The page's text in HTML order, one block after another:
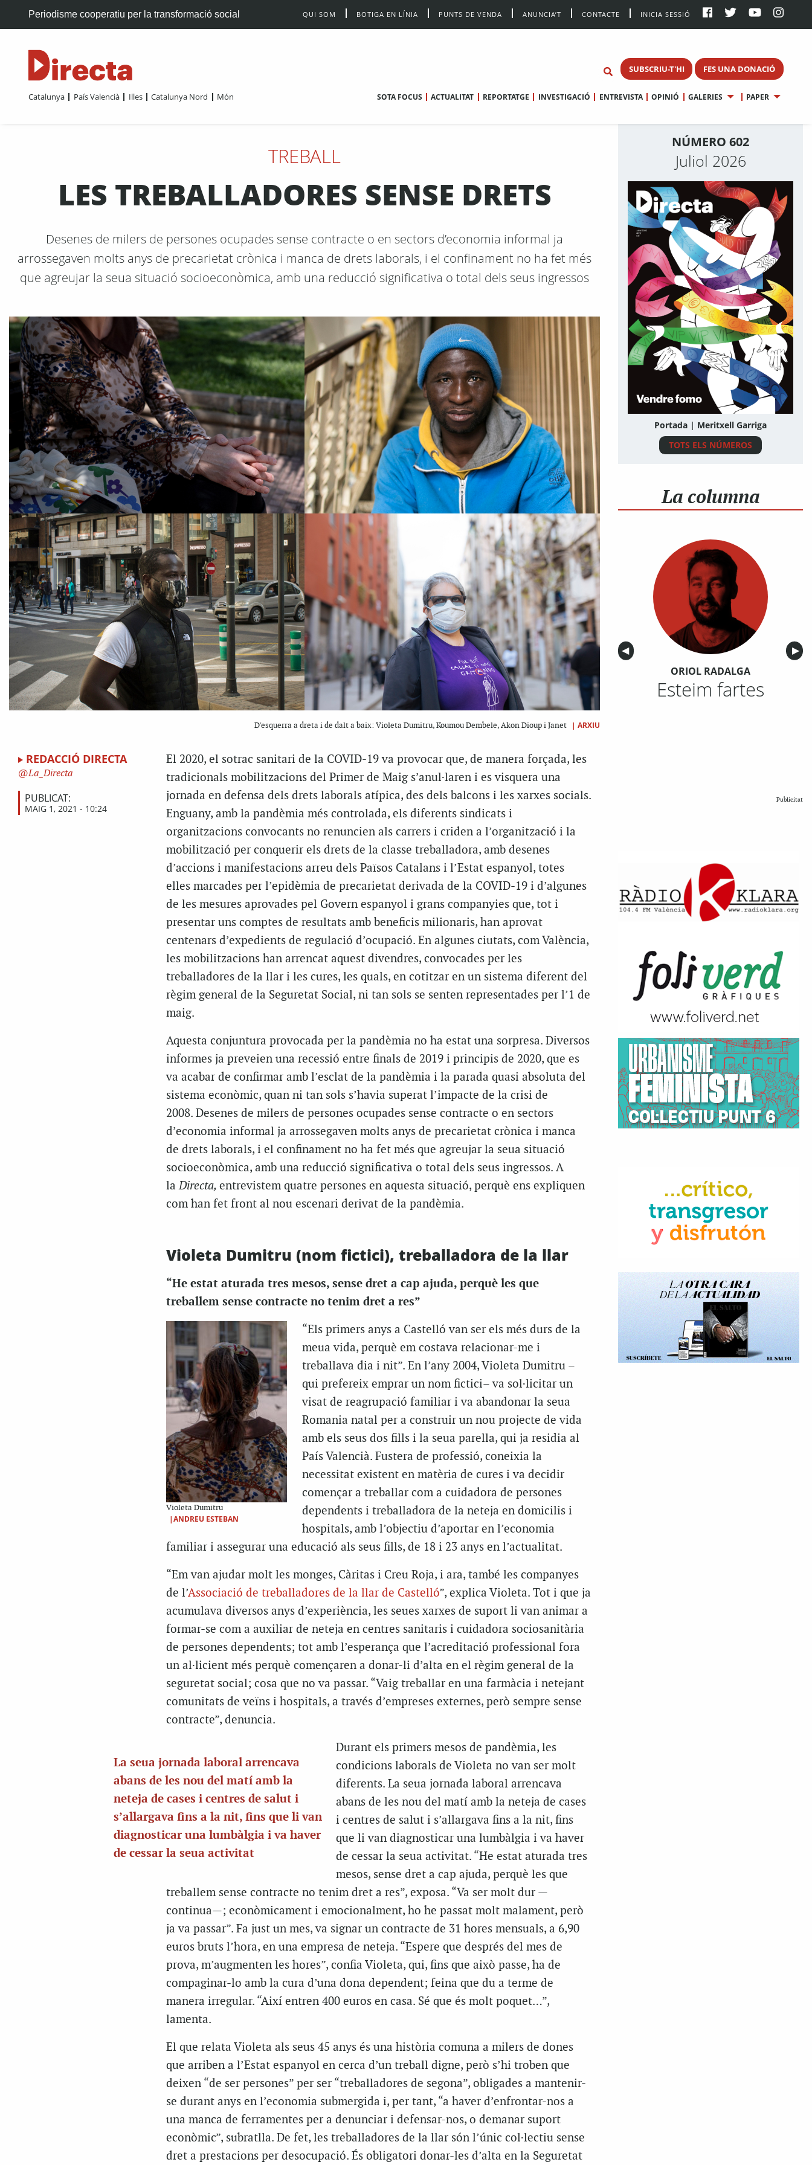
Periodisme cooperatiu per la transformació social QUI SOM BOTIGA EN LÍNIA PUNTS DE VENDA ANUNCIA’T CONTACTE INICIA SESSIÓ
SUBSCRIU-T'HI FES UNA DONACIÓ
Catalunya País Valencià Illes Catalunya Nord Món SOTA FOCUS ACTUALITAT REPORTATGE INVESTIGACIÓ ENTREVISTA OPINIÓ GALERIES PAPER
TREBALL
LES TREBALLADORES SENSE DRETS
Desenes de milers de persones ocupades sense contracte o en sectors d’economia informal ja
arrossegaven molts anys de precarietat crònica i manca de drets laborals, i el confinament no ha fet més
que agreujar la seua situació socioeconòmica, amb una reducció significativa o total dels seus ingressos
D'esquerra a dreta i de dalt a baix: Violeta Dumitru, Koumou Dembele, Akon Dioup i Janet | ARXIU
REDACCIÓ DIRECTA
La_Directa
PUBLICAT:
MAIG 1, 2021 - 10:24
El 2020, el sotrac sanitari de la COVID-19 va provocar que, de manera forçada, les
tradicionals mobilitzacions del Primer de Maig s’anul·laren i es visquera una
jornada en defensa dels drets laborals atípica, des dels balcons i les xarxes socials.
Enguany, amb la pandèmia més controlada, els diferents sindicats i
organitzacions convocants no renuncien als carrers i criden a l’organització i la
mobilització per conquerir els drets de la classe treballadora, amb desenes
d’accions i manifestacions arreu dels Països Catalans i l’Estat espanyol, totes
elles marcades per l’epidèmia de precarietat derivada de la COVID-19 i d’algunes
de les mesures aprovades pel Govern espanyol i grans companyies que, tot i
presentar uns comptes de resultats amb beneficis milionaris, han aprovat
centenars d’expedients de regulació d’ocupació. En algunes ciutats, com València,
les mobilitzacions han arrencat aquest divendres, convocades per les
treballadores de la llar i les cures, les quals, en cotitzar en un sistema diferent del
règim general de la Seguretat Social, ni tan sols se senten representades per l’1 de
maig.
Aquesta conjuntura provocada per la pandèmia no ha estat una sorpresa. Diversos
informes ja preveien una recessió entre finals de 2019 i principis de 2020, que es
va acabar de confirmar amb l’esclat de la pandèmia i la parada quasi absoluta del
sistema econòmic, quan ni tan sols s’havia superat l’impacte de la crisi de
2008. Desenes de milers de persones ocupades sense contracte o en sectors
d’economia informal ja arrossegaven molts anys de precarietat crònica i manca
de drets laborals, i el confinament no ha fet més que agreujar la seua situació
socioeconòmica, amb una reducció significativa o total dels seus ingressos. A
laDirecta, entrevistem quatre persones en aquesta situació, perquè ens expliquen
com han fet front al nou escenari derivat de la pandèmia.
Violeta Dumitru (nom fictici), treballadora de la llar
“He estat aturada tres mesos, sense dret a cap ajuda, perquè les que
treballem sense contracte no tenim dret a res”
Violeta Dumitru
|ANDREU ESTEBAN
“Els primers anys a Castelló van ser els més durs de la
meua vida, perquè em costava relacionar-me i
treballava dia i nit”. En l’any 2004, Violeta Dumitru –
qui prefereix emprar un nom fictici– va sol·licitar un
visat de reagrupació familiar i va abandonar la seua
Romania natal per a construir un nou projecte de vida
amb els seus dos fills i la seua parella, qui ja residia al
País Valencià. Fustera de professió, coneixia la
necessitat existent en matèria de cures i va decidir
començar a treballar com a cuidadora de persones
dependents i treballadora de la neteja en domicilis i
hospitals, amb l’objectiu d’aportar en l’economia
familiar i assegurar una educació als seus fills, de 18 i 23 anys en l’actualitat.
“Em van ajudar molt les monges, Càritas i Creu Roja, i ara, també les companyes
de l’Associació de treballadores de la llar de Castelló”, explica Violeta. Tot i que ja
acumulava diversos anys d’experiència, les seues xarxes de suport li van animar a
formar-se com a auxiliar de neteja en centres sanitaris i cuidadora sociosanitària
de persones dependents; tot amb l’esperança que l’acreditació professional fora
un al·licient més perquè començaren a donar-li d’alta en el règim general de la
seguretat social; cosa que no va passar. “Vaig treballar en una farmàcia i netejant
comunitats de veïns i hospitals, a través d’empreses externes, però sempre sense
contracte”, denuncia.
La seua jornada laboral arrencava
abans de les nou del matí amb la
neteja de cases i centres de salut i
s’allargava fins a la nit, fins que li van
diagnosticar una lumbàlgia i va haver
de cessar la seua activitat
Durant els primers mesos de pandèmia, les
condicions laborals de Violeta no van ser molt
diferents. La seua jornada laboral arrencava
abans de les nou del matí amb la neteja de cases
i centres de salut i s’allargava fins a la nit, fins
que li van diagnosticar una lumbàlgia i va haver
de cessar la seua activitat. “He estat aturada tres
mesos, sense dret a cap ajuda, perquè les que
treballem sense contracte no tenim dret a res”, exposa. “Va ser molt dur —
continua—; econòmicament i emocionalment, ho he passat molt malament, però
ja va passar”. Fa just un mes, va signar un contracte de 31 hores mensuals, a 6,90
euros bruts l’hora, en una empresa de neteja. “Espere que després del mes de
prova, m’augmenten les hores”, confia Violeta, qui, fins que això passe, ha de
compaginar-lo amb la cura d’una dona dependent; feina que du a terme de
manera irregular. “Així entren 400 euros en casa. Sé que és molt poquet…”,
lamenta.
El que relata Violeta als seus 45 anys és una història comuna a milers de dones
que arriben a l’Estat espanyol en cerca d’un treball digne, però s’hi troben que
deixen “de ser persones” per ser “treballadores de segona”, obligades a mantenir-
se durant anys en l’economia submergida i, per tant, “a haver d’enfrontar-nos a
una manca de ferramentes per a denunciar i defensar-nos, o demanar suport
econòmic”, subratlla. De fet, les treballadores de la llar són l’únic col·lectiu sense
dret a prestacions per desocupació. És obligatori donar-les d’alta en la Seguretat
NÚMERO 602
Juliol 2026
Portada | Meritxell Garriga
TOTS ELS NÚMEROS
La columna
Anterior
◀︎ ▶︎
ORIOL RADALGA
Esteim fartes
Publicitat